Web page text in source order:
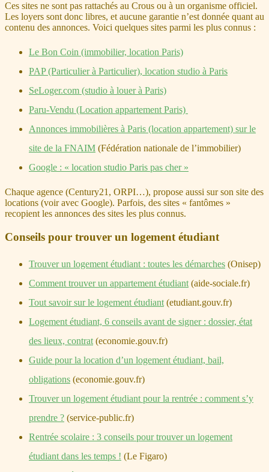
Ces sites ne sont pas rattachés au Crous ou à un organisme officiel.
Les loyers sont donc libres, et aucune garantie n’est donnée quant au
contenu des annonces. Voici quelques sites parmi les plus connus :
Le Bon Coin (immobilier, location Paris)
PAP (Particulier à Particulier), location studio à Paris
SeLoger.com (studio à louer à Paris)
Paru-Vendu (Location appartement Paris)
Annonces immobilières à Paris (location appartement) sur le
site de la FNAIM (Fédération nationale de l’immobilier)
Google : « location studio Paris pas cher »
Chaque agence (Century21, ORPI…), propose aussi sur son site des
locations (voir avec Google). Parfois, des sites « fantômes »
recopient les annonces des sites les plus connus.
Conseils pour trouver un logement étudiant
Trouver un logement étudiant : toutes les démarches (Onisep)
Comment trouver un appartement étudiant(aide-sociale.fr)
Tout savoir sur le logement étudiant(etudiant.gouv.fr)
Logement étudiant, 6 conseils avant de signer : dossier, état
des lieux, contrat(economie.gouv.fr)
Guide pour la location d’un logement étudiant, bail,
obligations (economie.gouv.fr)
Trouver un logement étudiant pour la rentrée : comment s’y
prendre ? (service-public.fr)
Rentrée scolaire : 3 conseils pour trouver un logement
étudiant dans les temps ! (Le Figaro)